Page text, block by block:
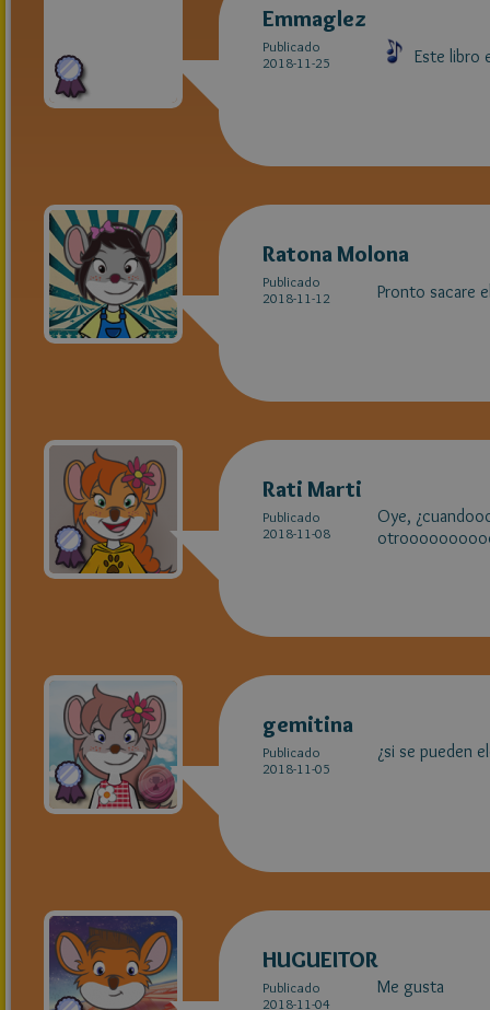
Emmaglez
Publicado
2018-11-25
Este libro
Ratona Molona
Publicado
2018-11-12
Pronto sacare
Rati Marti
Publicado
2018-11-08
Oye,
gemitina
Publicado
2018-11-05
¿si se pueden
HUGUEITOR
Publicado
2018-11-04
Me gusta